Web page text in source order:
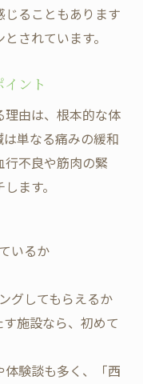
ることもあります
されています。
ント
由は、根本的な体
単なる痛みの緩和
行不良や筋肉の緊
ます。
いるか
グしてもらえるか
施設なら、初めて
体験談も多く、「西